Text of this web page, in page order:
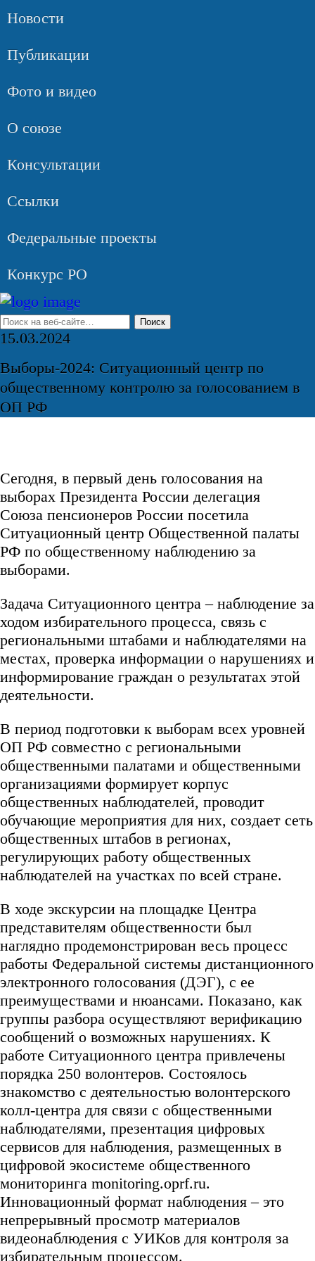
Новости
Публикации
Фото и видео
О союзе
Консультации
Ссылки
Федеральные проекты
Конкурс РО
15.03.2024
Выборы-2024: Ситуационный центр по
общественному контролю за голосованием в
ОП РФ
Сегодня, в первый день голосования на
выборах Президента России делегация
Союза пенсионеров России посетила
Ситуационный центр Общественной палаты
РФ по общественному наблюдению за
выборами.
Задача Ситуационного центра – наблюдение за
ходом избирательного процесса, связь с
региональными штабами и наблюдателями на
местах, проверка информации о нарушениях и
информирование граждан о результатах этой
деятельности.
В период подготовки к выборам всех уровней
ОП РФ совместно с региональными
общественными палатами и общественными
организациями формирует корпус
общественных наблюдателей, проводит
обучающие мероприятия для них, создает сеть
общественных штабов в регионах,
регулирующих работу общественных
наблюдателей на участках по всей стране.
В ходе экскурсии на площадке Центра
представителям общественности был
наглядно продемонстрирован весь процесс
работы Федеральной системы дистанционного
электронного голосования (ДЭГ), с ее
преимуществами и нюансами. Показано, как
группы разбора осуществляют верификацию
сообщений о возможных нарушениях. К
работе Ситуационного центра привлечены
порядка 250 волонтеров. Состоялось
знакомство с деятельностью волонтерского
колл-центра для связи с общественными
наблюдателями, презентация цифровых
сервисов для наблюдения, размещенных в
цифровой экосистеме общественного
мониторинга monitoring.oprf.ru.
Инновационный формат наблюдения – это
непрерывный просмотр материалов
видеонаблюдения с УИКов для контроля за
избирательным процессом.